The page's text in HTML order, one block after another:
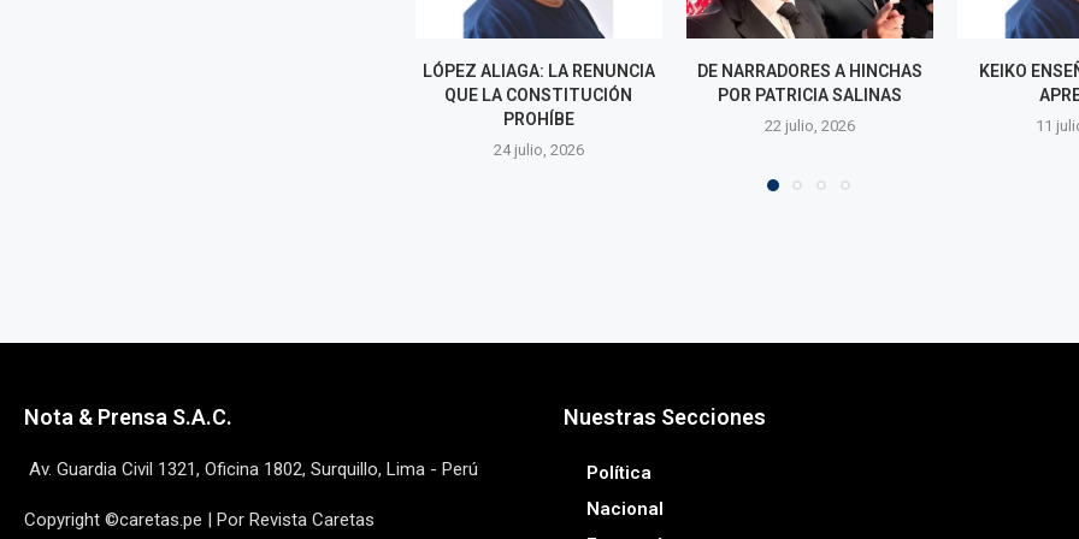
DE NARRADORES A HINCHAS
POR PATRICIA SALINAS
22 julio, 2026
KEIKO ENSEÑÓ, SÁNCHEZ
APRENDIÓ
11 julio, 2026
MUNDIAL
9
Nacional
Economía